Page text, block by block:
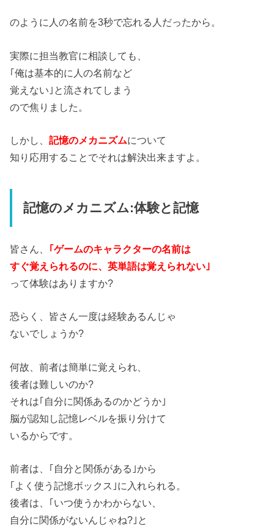
のように人の名前を3秒で忘れる人だったから。
実際に担当教官に相談しても、
｢俺は基本的に人の名前など
覚えない｣と流されてしまう
ので焦りました。
しかし、記憶のメカニズムについて
知り応用することでそれは解決出来ますよ。
記憶のメカニズム:体験と記憶
皆さん、 ｢ゲームのキャラクターの名前は
すぐ覚えられるのに、英単語は覚えられない｣
って体験はありますか?
恐らく、皆さん一度は経験あるんじゃ
ないでしょうか?
何故、前者は簡単に覚えられ、
後者は難しいのか?
それは｢自分に関係あるのかどうか｣
脳が認知し記憶レベルを振り分けて
いるからです。
前者は、｢自分と関係がある｣から
｢よく使う記憶ボックス｣に入れられる。
後者は、｢いつ使うかわからない、
自分に関係がないんじゃね?｣と